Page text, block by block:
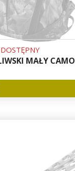
MAŁY CAMO